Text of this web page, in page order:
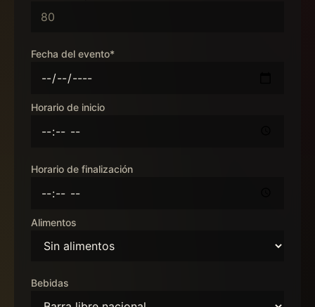
Fecha del evento*
Horario de inicio
Horario de finalización
Alimentos
Bebidas